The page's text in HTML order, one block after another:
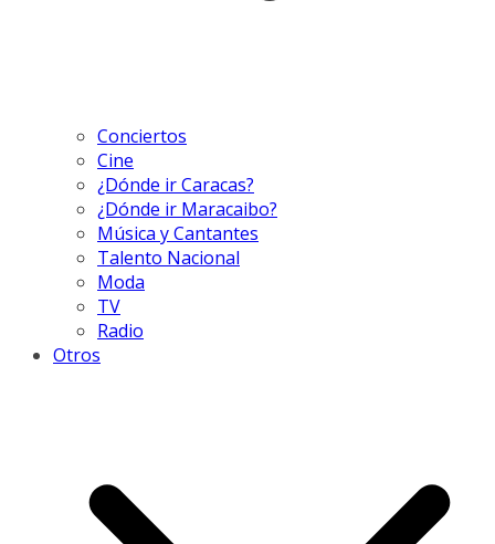
Conciertos
Cine
¿Dónde ir Caracas?
¿Dónde ir Maracaibo?
Música y Cantantes
Talento Nacional
Moda
TV
Radio
Otros